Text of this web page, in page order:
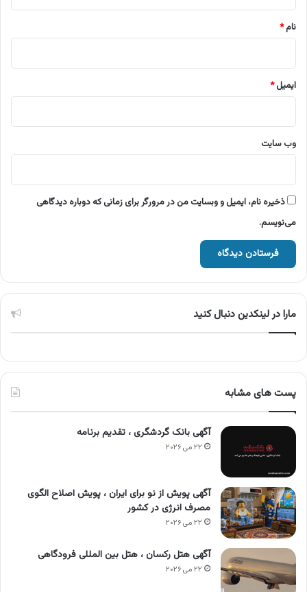
نام*
ایمیل*
وب‌ سایت
ذخیره نام، ایمیل و وبسایت من در مرورگر برای زمانی که دوباره دیدگاهی
می‌نویسم.
مارا در لینکدین دنبال کنید
پست های مشابه
آگهی بانک گردشگری ، تقدیم برنامه
۲۲ می ۲۰۲۶
آگهی پویش از نو برای ایران ، پویش اصلاح الگوی
مصرف انرژی در کشور
۲۲ می ۲۰۲۶
آگهی هتل رکسان ، هتل بین المللی فرودگاهی
۲۲ می ۲۰۲۶